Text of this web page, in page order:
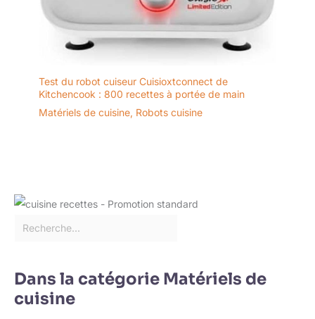
Test du robot cuiseur Cuisioxtconnect de
Kitchencook : 800 recettes à portée de main
Matériels de cuisine, Robots cuisine
Dans la catégorie Matériels de
cuisine